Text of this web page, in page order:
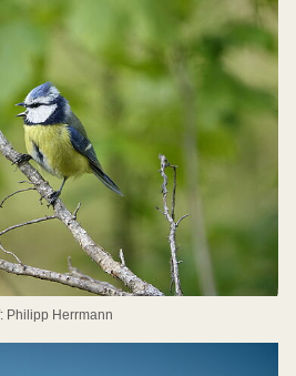
Philipp Herrmann